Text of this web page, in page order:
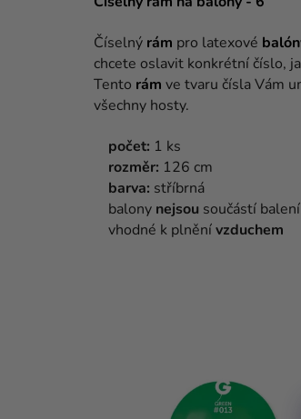
Číselný rám pro latexové
chcete oslavit konkrétní číslo,
Tento rám ve tvaru čísla Vám
všechny hosty.
počet: 1 ks
rozměr: 126 cm
barva: stříbrná
balony nejsou součástí balení
vhodné k plněnívzduchem